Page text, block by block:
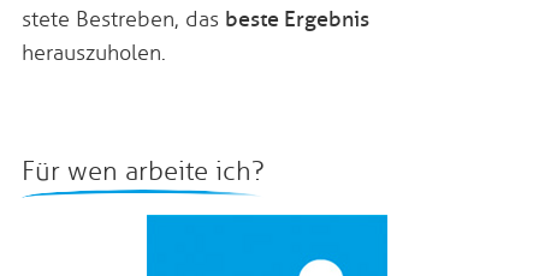
stete Bestreben, das beste Ergebnis
herauszuholen.
Für wen arbeite ich?